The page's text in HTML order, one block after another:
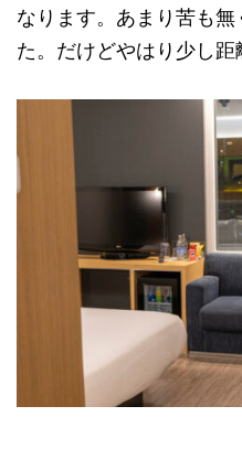
なります。あまり苦も
た。だけどやはり少し距